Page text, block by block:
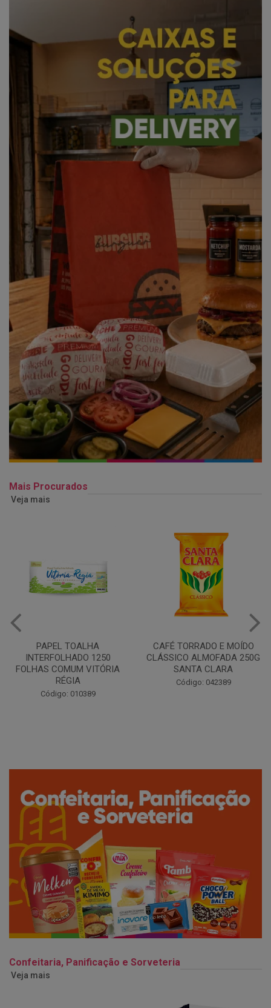
Mais Procurados
Veja mais
CAFÉ TORRADO E MOÍDO
CLÁSSICO ALMOFADA 250G
SANTA CLARA
Código: 042389
Copo Plástico Branco 180ml
Pacote c/100 - Cristalcopo
Código: 031413
Confeitaria, Panificação e Sorveteria
Veja mais